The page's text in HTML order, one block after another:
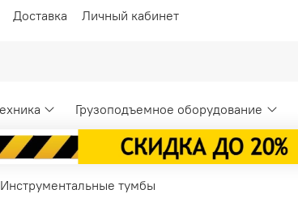
Доставка Личный кабинет
Грузоподъемное оборудование
Инструментальные тумбы